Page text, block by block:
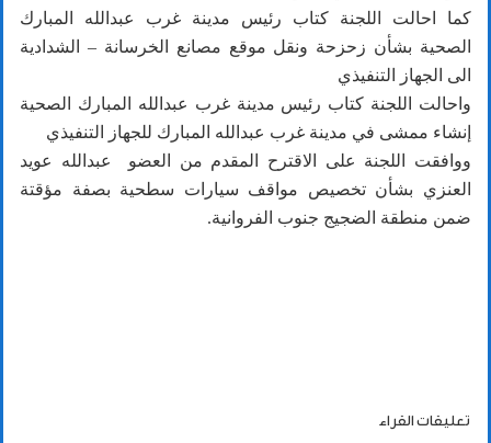
كما احالت اللجنة كتاب رئيس مدينة غرب عبدالله المبارك
الصحية بشأن زحزحة ونقل موقع مصانع الخرسانة – الشدادية
الى الجهاز التنفيذي
واحالت اللجنة كتاب رئيس مدينة غرب عبدالله المبارك الصحية
إنشاء ممشى في مدينة غرب عبدالله المبارك للجهاز التنفيذي
ووافقت اللجنة على الاقترح المقدم من العضو عبدالله عويد
العنزي بشأن تخصيص مواقف سيارات سطحية بصفة مؤقتة
ضمن منطقة الضجيج جنوب الفروانية.
تعليقات القراء